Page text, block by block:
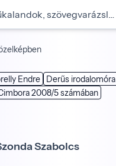
Betűkalandok, szövegvarázslatok
Endre
Derűs irodalomóra
2008/5 számában
Szabolcs